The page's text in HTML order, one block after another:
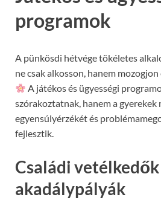
programok
A pünkösdi hétvége tökéletes
ne csak alkosson, hanem
A játékos és ügyességi
szórakoztatnak, hanem a
egyensúlyérzékét és
fejlesztik.
Családi vetélkedők
akadálypályák